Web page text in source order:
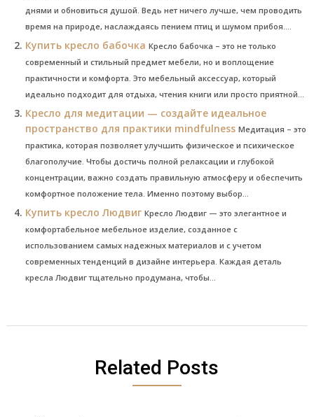
днями и обновиться душой. Ведь нет ничего лучше, чем проводить
время на природе, наслаждаясь пением птиц и шумом прибоя....
Купить кресло бабочка Кресло бабочка – это не только
современный и стильный предмет мебели, но и воплощение
практичности и комфорта. Это мебельный аксессуар, который
идеально подходит для отдыха, чтения книги или просто приятной...
Кресло для медитации — создайте идеальное
пространство для практики mindfulness Медитация – это
практика, которая позволяет улучшить физическое и психическое
благополучие. Чтобы достичь полной релаксации и глубокой
концентрации, важно создать правильную атмосферу и обеспечить
комфортное положение тела. Именно поэтому выбор...
Купить кресло Людвиг Кресло Людвиг — это элегантное и
комфортабельное мебельное изделие, созданное с
использованием самых надежных материалов и с учетом
современных тенденций в дизайне интерьера. Каждая деталь
кресла Людвиг тщательно продумана, чтобы...
Related Posts